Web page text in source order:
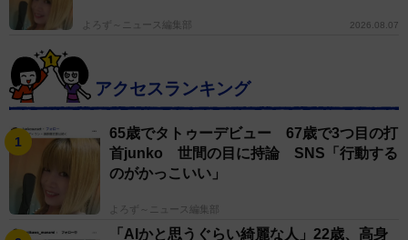
よろず～ニュース編集部 2026.08.07
アクセスランキング
65歳でタトゥーデビュー 67歳で3つ目の打
首junko 世間の目に持論 SNS「行動する
のがかっこいい」
よろず～ニュース編集部
「AIかと思うぐらい綺麗な人」22歳、高身